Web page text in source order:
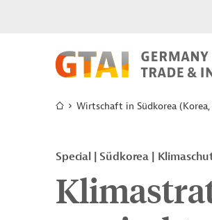
Wirtschaft in Südkorea
Special | Südkorea |